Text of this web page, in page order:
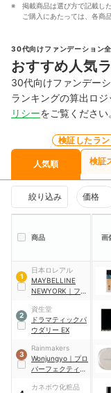
掲載商品は選び方で記載し
ご購入にあたっては、各商
30代向けファンデーション
おすすめ人気
30代向けファンデー
ランキングの算出ロジ
リシーをご覧ください
人気順
検証したラ
検証
絞り込み 価格
商品 画
1
日本ロレアル
MAYBELLINE
NEWYORK ｜ フィ
ファンデーション
R
2
資生堂
ドラマティックパ
ウダリー EX
3
Rainmakers
Wonjungyo ｜ プロ
パーフェクティン
ー
カネボウ化粧品